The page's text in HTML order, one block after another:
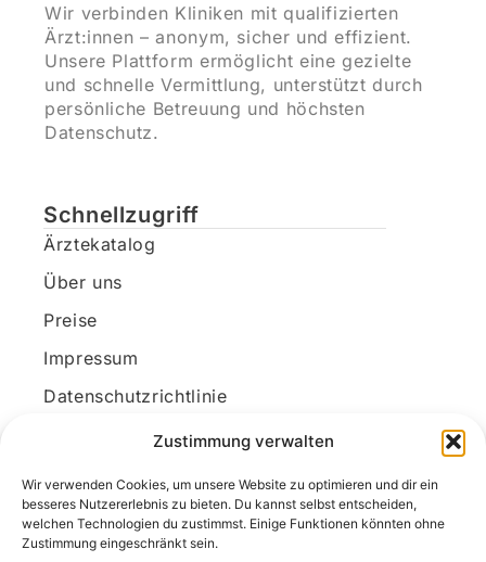
Zustimmung verwalten
Wir verwenden Cookies, um unsere Website zu optimieren und dir ein
besseres Nutzererlebnis zu bieten. Du kannst selbst entscheiden,
welchen Technologien du zustimmst. Einige Funktionen könnten ohne
Zustimmung eingeschränkt sein.
Wir verbinden Kliniken mit qualifizierten
Ärzt:innen – anonym, sicher und effizient.
Unsere Plattform ermöglicht eine gezielte
und schnelle Vermittlung, unterstützt durch
persönliche Betreuung und höchsten
Datenschutz.
Schnellzugriff
Ärztekatalog
Über uns
Preise
Impressum
Datenschutzrichtlinie
Kundenkonto
Unsere Kontaktdaten
E-Mail: kontakt@docanonym.com